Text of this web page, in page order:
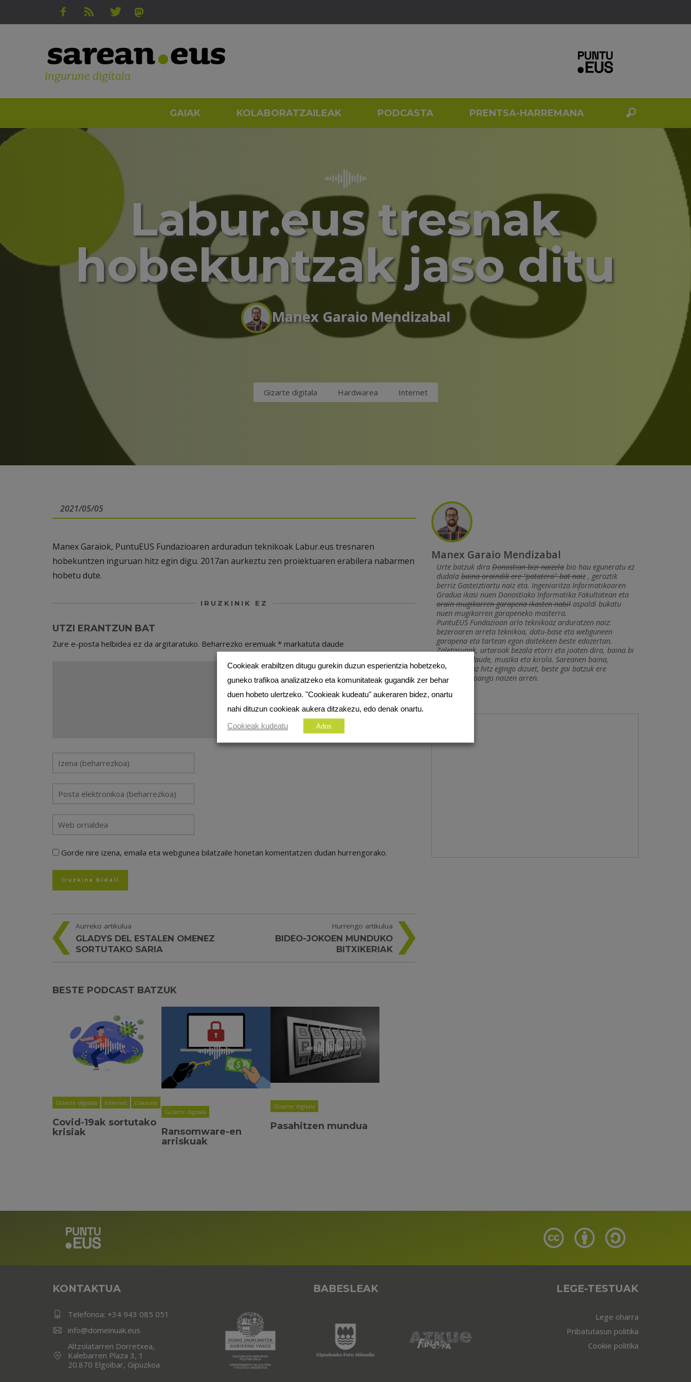
ingurune digitala
GAIAK KOLABORATZAILEAK PODCASTA PRENTSA-HARREMANA
Labur.eus tresnak
hobekuntzak jaso ditu
Manex Garaio Mendizabal
Gizarte digitala Hardwarea Internet
2021/05/05
Manex Garaiok, PuntuEUS Fundazioaren arduradun teknikoak Labur.eus tresnaren
hobekuntzen inguruan hitz egin digu. 2017an aurkeztu zen proiektuaren erabilera nabarmen
hobetu dute.
IRUZKINIK EZ
UTZI ERANTZUN BAT
Zure e-posta helbidea ez da argitaratuko. Beharrezko eremuak * markatuta daude
Gorde nire izena, emaila eta webgunea bilatzaile honetan komentatzen dudan hurrengorako.
Aurreko artikulua
GLADYS DEL ESTALEN OMENEZ
SORTUTAKO SARIA
Hurrengo artikulua
BIDEO-JOKOEN MUNDUKO
BITXIKERIAK
BESTE PODCAST BATZUK
Gizarte digitala Internet Osasuna
Covid-19ak sortutako
krisiak
Gizarte digitala
Ransomware-en
arriskuak
Gizarte digitala
Pasahitzen mundua
Manex Garaio Mendizabal
Urte batzuk diraDonostian bizi naizela bio hau eguneratu ez
dudalabaina oraindik ere “patatero" bat naiz , geroztik
berriz Gasteiztiartu naiz eta. Ingeniaritza Informatikoaren
Gradua ikasi nuen Donostiako Informatika Fakultatean eta
orain mugikorren garapena ikasten nabil aspaldi bukatu
nuen mugikorren garapeneko masterra.
PuntuEUS Fundazioan arlo teknikoaz arduratzen naiz:
bezeroaren arreta teknikoa, datu-base eta webguneen
garapena eta tartean egon daitekeen beste edozertan.
Zaletasunak, urtaroak bezala etorri eta joaten dira, baina bi
konstante daude, musika eta kirola. Sareanen baina,
domeinuetaz hitz egingo dizuet, beste gai batzuk ere
txertatzen joango naizen arren.
KONTAKTUA
Telefonoa: +34 943 085 051
info@domeinuak.eus
Altzolatarren Dorretxea,
Kalebarren Plaza 3, 1
20.870 Elgoibar, Gipuzkoa
BABESLEAK LEGE-TESTUAK
Lege oharra
Pribatutasun politika
Cookie politika
Cookieak erabiltzen ditugu gurekin duzun esperientzia hobetzeko,
guneko trafikoa analizatzeko eta komunitateak gugandik zer behar
duen hobeto ulertzeko. "Cookieak kudeatu" aukeraren bidez, onartu
nahi dituzun cookieak aukera ditzakezu, edo denak onartu.
Cookieak kudeatu Ados